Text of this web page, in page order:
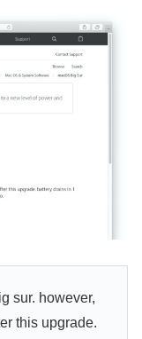
sur. however,
this upgrade.